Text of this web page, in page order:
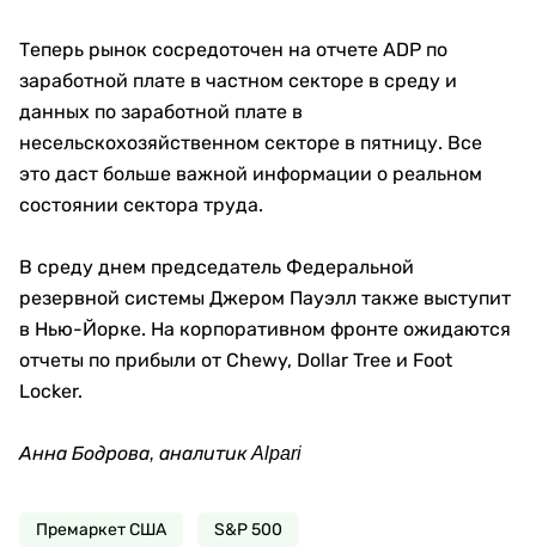
Теперь рынок сосредоточен на отчете ADP по
заработной плате в частном секторе в среду и
данных по заработной плате в
несельскохозяйственном секторе в пятницу. Все
это даст больше важной информации о реальном
состоянии сектора труда.
В среду днем председатель Федеральной
резервной системы Джером Пауэлл также выступит
в Нью-Йорке. На корпоративном фронте ожидаются
отчеты по прибыли от Chewy, Dollar Tree и Foot
Locker.
Анна Бодрова, аналитик Alpari
Премаркет США S&P 500